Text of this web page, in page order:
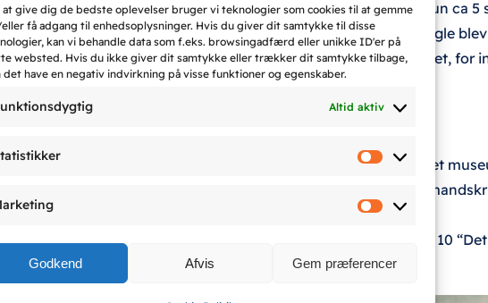
at give dig de bedste oplevelser bruger vi teknologier som cookies til at gemme
få adgang til enhedsoplysninger. Hvis du giver dit samtykke til disse
kan vi behandle data som f.eks. browsingadfærd eller unikke ID'er på
websted. Hvis du ikke giver dit samtykke eller trækker dit samtykke tilbage,
det have en negativ indvirkning på visse funktioner og egenskaber.
Altid aktiv
Statistikker
Marketing
Godkend Afvis Gem præferencer
de fleste sager, der blev afgjort i disse år var gældssager – kun ca
blev kun 3 dødsdømt. Langt de fleste dømte fik bødestraf, nogle
fra byen. Fængselsstraf brugte man ikke før i 1600-tallet, for
i flere år.
Ribes Gamle Rådhus er det tidligere gældsfængsel indrettet til et
kan man se morgenstjerner, bøddelsværd, tommelskruer,
Se åbningstider under:
Museer og Oplevelsescentre
fotos af flere af de udstillede ting her på siden. ( Se også punkt 10
ældste by